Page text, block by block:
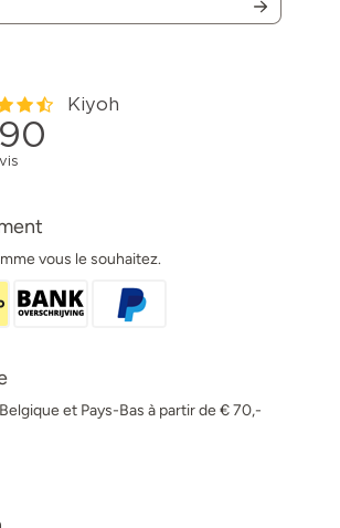
vous le souhaitez.
et Pays-Bas à partir de € 70,-